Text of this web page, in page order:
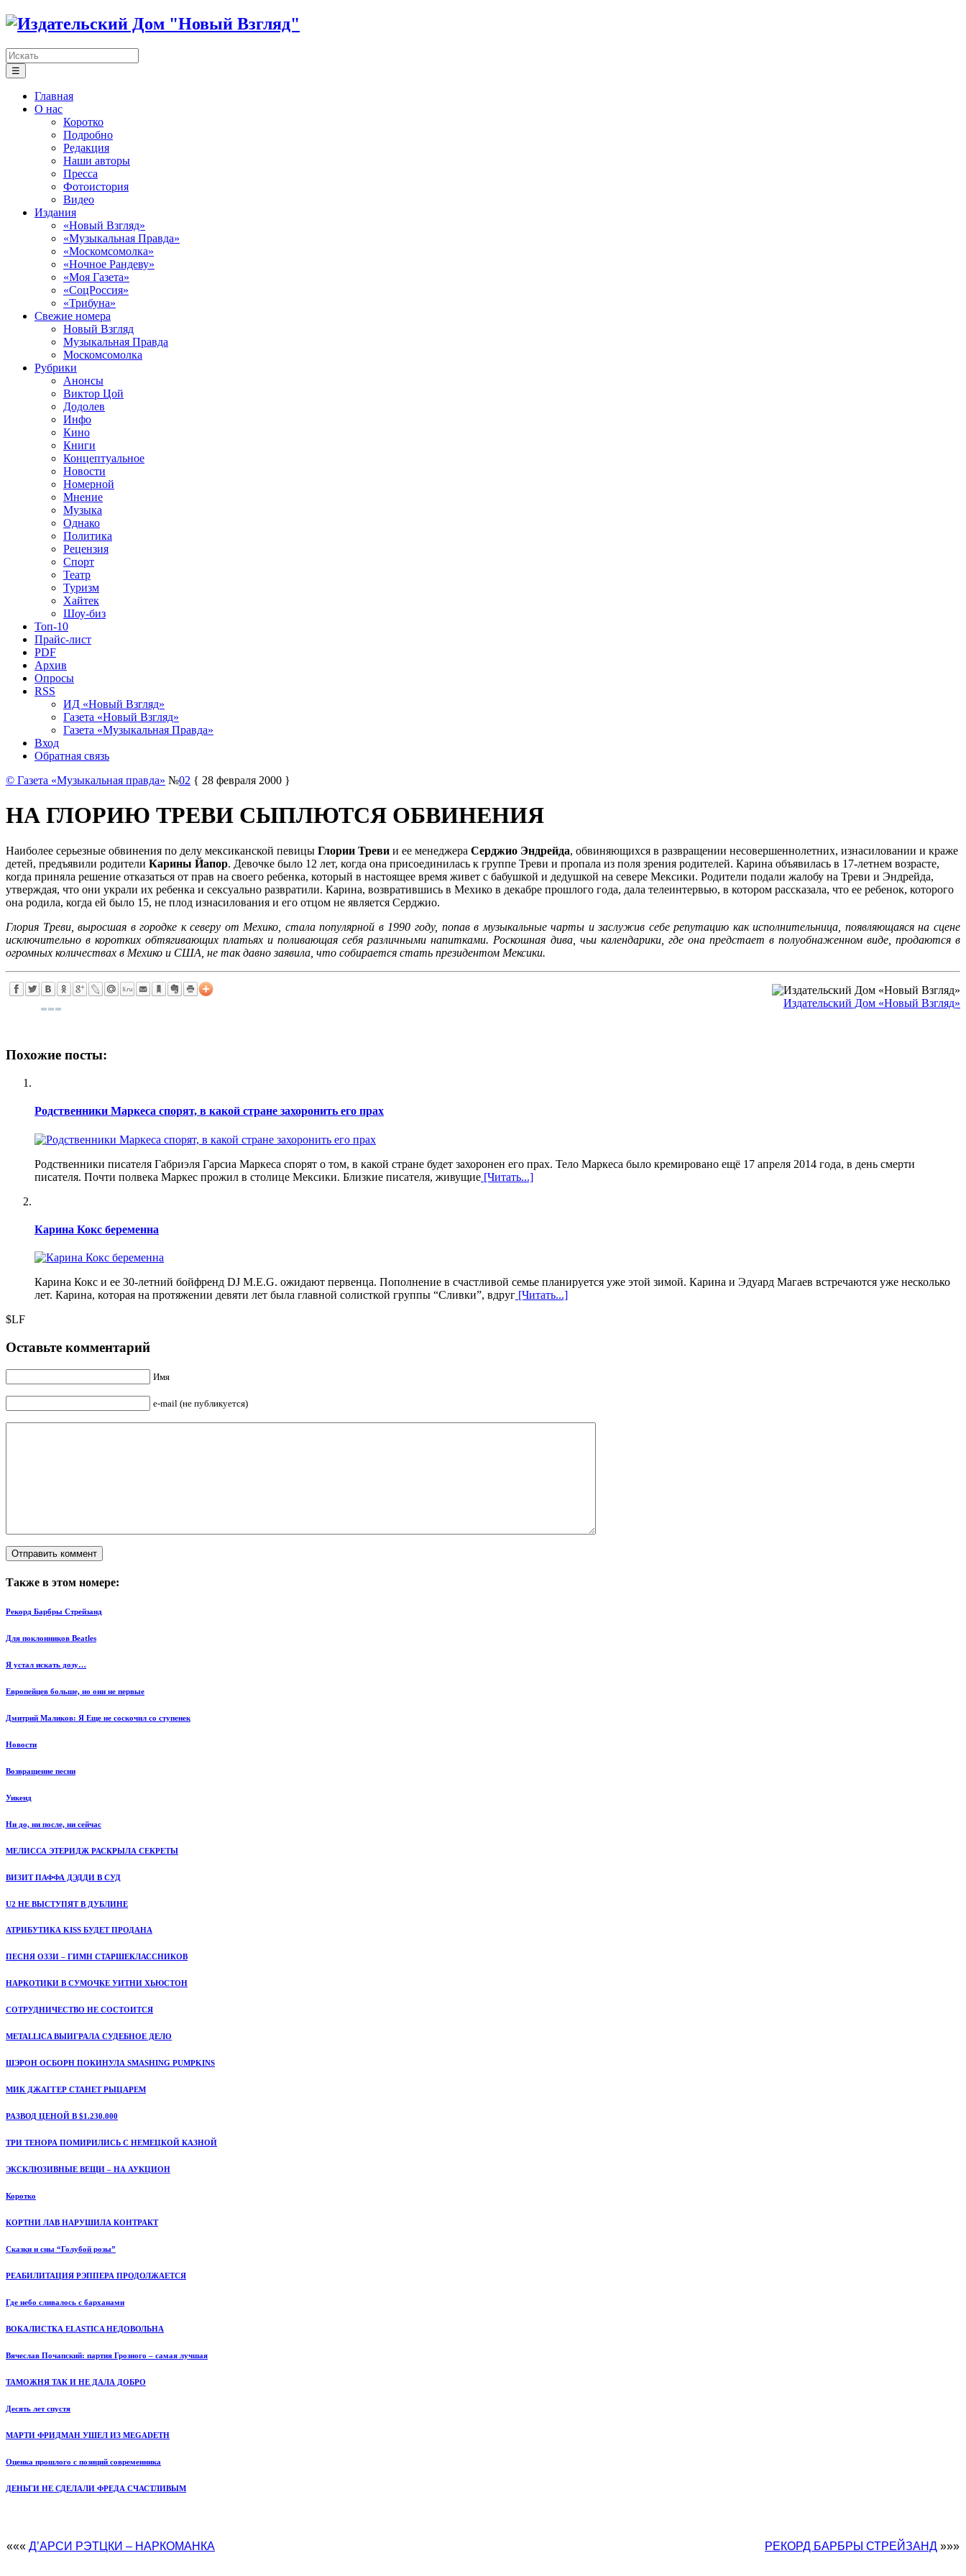
☰
Главная
О нас
Коротко
Подробно
Редакция
Наши авторы
Пресса
Фотоистория
Видео
Издания
«Новый Взгляд»
«Музыкальная Правда»
«Москомсомолка»
«Ночное Рандеву»
«Моя Газета»
«СоцРоссия»
«Трибуна»
Свежие номера
Новый Взгляд
Музыкальная Правда
Москомсомолка
Рубрики
Анонсы
Виктор Цой
Додолев
Инфо
Кино
Книги
Концептуальное
Новости
Номерной
Мнение
Музыка
Однако
Политика
Рецензия
Спорт
Театр
Туризм
Хайтек
Шоу-биз
Топ-10
Прайс-лист
PDF
Архив
Опросы
RSS
ИД «Новый Взгляд»
Газета «Новый Взгляд»
Газета «Музыкальная Правда»
Вход
Обратная связь
© Газета «Музыкальная правда» №02 { 28 февраля 2000 }
НА ГЛОРИЮ ТРЕВИ СЫПЛЮТСЯ ОБВИНЕНИЯ
Наиболее серьезные обвинения по делу мексиканской певицы Глории Треви и ее менеджера Серджио Эндрейда, обвиняющихся в развращении несовершеннолетних, изнасиловании и краже
детей, предъявили родители Карины Йапор. Девочке было 12 лет, когда она присоединилась к группе Треви и пропала из поля зрения родителей. Карина объявилась в 17-летнем возрасте,
когда приняла решение отказаться от прав на своего ребенка, который в настоящее время живет с бабушкой и дедушкой на севере Мексики. Родители подали жалобу на Треви и Эндрейда,
утверждая, что они украли их ребенка и сексуально развратили. Карина, возвратившись в Мехико в декабре прошлого года, дала телеинтервью, в котором рассказала, что ее ребенок, которого
она родила, когда ей было 15, не плод изнасилования и его отцом не является Серджио.
Глория Треви, выросшая в городке к северу от Мехико, стала популярной в 1990 году, попав в музыкальные чарты и заслужив себе репутацию как исполнительница, появляющаяся на сцене
исключительно в коротких обтягивающих платьях и поливающая себя различными напитками. Роскошная дива, чьи календарики, где она предстает в полуобнаженном виде, продаются в
огромных количествах в Мехико и США, не так давно заявила, что собирается стать президентом Мексики.
Издательский Дом «Новый Взгляд»
Похожие посты:
Родственники Маркеса спорят, в какой стране захоронить его прах
Родственники писателя Габриэля Гарсиа Маркеса спорят о том, в какой стране будет захоронен его прах. Тело Маркеса было кремировано ещё 17 апреля 2014 года, в день смерти
писателя. Почти полвека Маркес прожил в столице Мексики. Близкие писателя, живущие [Читать...]
Карина Кокс беременна
Карина Кокс и ее 30-летний бойфренд DJ M.E.G. ожидают первенца. Пополнение в счастливой семье планируется уже этой зимой. Карина и Эдуард Магаев встречаются уже несколько
лет. Карина, которая на протяжении девяти лет была главной солисткой группы “Сливки”, вдруг [Читать...]
$LF
Оставьте комментарий
Имя
e-mail (не публикуется)
Также в этом номере:
Рекорд Барбры Стрейзанд
Для поклонников Beatles
Я устал искать дозу…
Европейцев больше, но они не первые
Дмитрий Маликов: Я Еще не соскочил со ступенек
Новости
Возвращение песни
Уикенд
Ни до, ни после, ни сейчас
МЕЛИССА ЭТЕРИДЖ РАСКРЫЛА СЕКРЕТЫ
ВИЗИТ ПАФФА ДЭДДИ В СУД
U2 НЕ ВЫСТУПЯТ В ДУБЛИНЕ
АТРИБУТИКА KISS БУДЕТ ПРОДАНА
ПЕСНЯ ОЗЗИ – ГИМН СТАРШЕКЛАССНИКОВ
НАРКОТИКИ В СУМОЧКЕ УИТНИ ХЬЮСТОН
СОТРУДНИЧЕСТВО НЕ СОСТОИТСЯ
METALLICA ВЫИГРАЛА СУДЕБНОЕ ДЕЛО
ШЭРОН ОСБОРН ПОКИНУЛА SMASHING PUMPKINS
МИК ДЖАГГЕР СТАНЕТ РЫЦАРЕМ
РАЗВОД ЦЕНОЙ В $1.230.000
ТРИ ТЕНОРА ПОМИРИЛИСЬ С НЕМЕЦКОЙ КАЗНОЙ
ЭКСКЛЮЗИВНЫЕ ВЕЩИ – НА АУКЦИОН
Коротко
КОРТНИ ЛАВ НАРУШИЛА КОНТРАКТ
Сказки и сны “Голубой розы”
РЕАБИЛИТАЦИЯ РЭППЕРА ПРОДОЛЖАЕТСЯ
Где небо сливалось с барханами
ВОКАЛИСТКА ELASTICA НЕДОВОЛЬНА
Вячеслав Почапский: партия Грозного – самая лучшая
ТАМОЖНЯ ТАК И НЕ ДАЛА ДОБРО
Десять лет спустя
МАРТИ ФРИДМАН УШЕЛ ИЗ MEGADETH
Оценка прошлого с позиций современника
ДЕНЬГИ НЕ СДЕЛАЛИ ФРЕДА СЧАСТЛИВЫМ
««« Д’АРСИ РЭТЦКИ – НАРКОМАНКА РЕКОРД БАРБРЫ СТРЕЙЗАНД »»»